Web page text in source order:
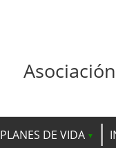
PLANES DE VIDA